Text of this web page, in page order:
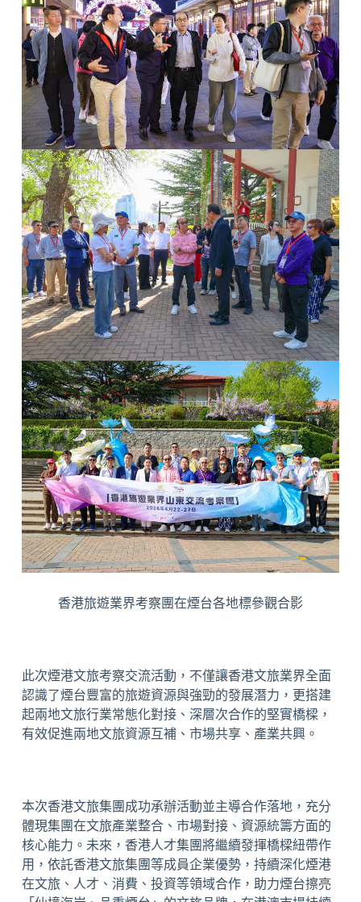
香港旅遊業界考察團在煙台各地標參觀合影
此次煙港文旅考察交流活動，不僅讓香港文旅業界全面
認識了煙台豐富的旅遊資源與強勁的發展潛力，更搭建
起兩地文旅行業常態化對接、深層次合作的堅實橋樑，
有效促進兩地文旅資源互補、市場共享、產業共興。
本次香港文旅集團成功承辦活動並主導合作落地，充分
體現集團在文旅產業整合、市場對接、資源統籌方面的
核心能力。未來，香港人才集團將繼續發揮橋樑紐帶作
用，依託香港文旅集團等成員企業優勢，持續深化煙港
在文旅、人才、消費、投資等領域合作，助力煙台擦亮